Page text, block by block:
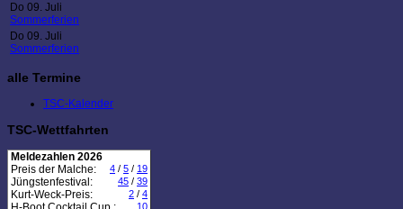
Do 09. Juli
Sommerferien
Do 09. Juli
Sommerferien
alle Termine
TSC-Kalender
TSC-Wettfahrten
Meldezahlen 2026
Preis der Malche:
4 / 5 / 19
Jüngstenfestival: 45 / 39
Kurt-Weck-Preis: 2 / 4
10